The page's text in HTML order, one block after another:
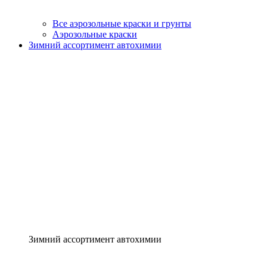
Все аэрозольные краски и грунты
Аэрозольные краски
Зимний ассортимент автохимии
Зимний ассортимент автохимии